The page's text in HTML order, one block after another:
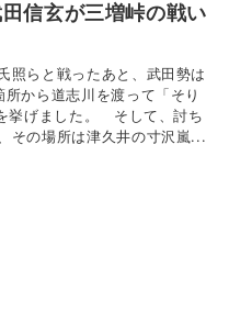
信玄が三増峠の戦い
照らと戦ったあと、武田勢は
から道志川を渡って「そり
挙げました。 そして、討ち
その場所は津久井の寸沢嵐...